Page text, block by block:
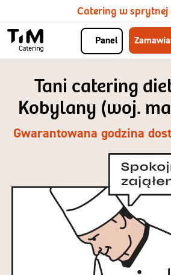
Catering w sprytnej
Panel
Tani catering
Kobylany (woj.
Gwarantowana godzina